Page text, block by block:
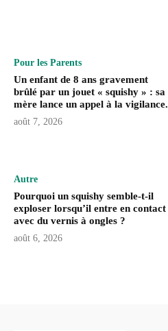
Pour les Parents
Un enfant de 8 ans gravement
brûlé par un jouet « squishy » : sa
mère lance un appel à la vigilance.
août 7, 2026
Autre
Pourquoi un squishy semble-t-il
exploser lorsqu’il entre en contact
avec du vernis à ongles ?
août 6, 2026